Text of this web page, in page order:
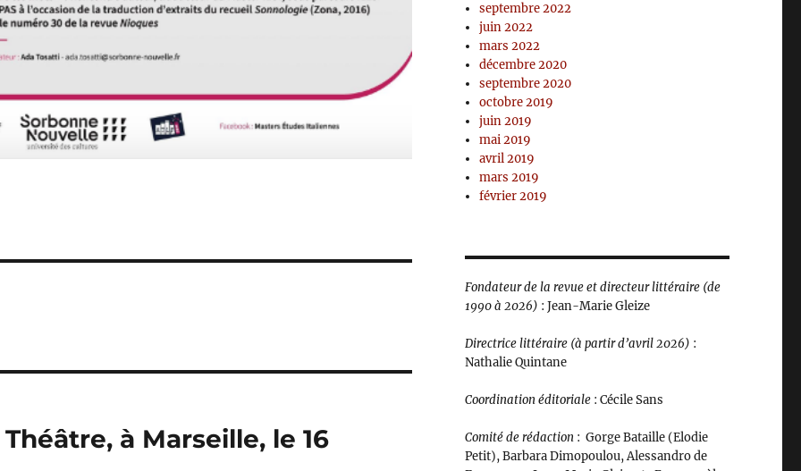
à Marseille, le 16
septembre 2022
juin 2022
mars 2022
décembre 2020
septembre 2020
octobre 2019
juin 2019
mai 2019
avril 2019
mars 2019
février 2019
Fondateur de la revue et directeur littéraire (de
1990 à 2026) : Jean-Marie Gleize
Directrice littéraire (à partir d’avril 2026) :
Nathalie Quintane
Coordination éditoriale: Cécile Sans
Comité de rédaction: Gorge Bataille (Elodie
Petit), Barbara Dimopoulou, Alessandro de